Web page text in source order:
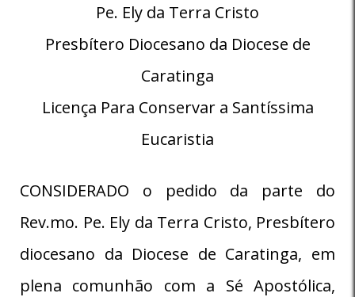
Pe. Ely da Terra Cristo
Presbítero Diocesano da Diocese de
Caratinga
Licença Para Conservar a Santíssima
Eucaristia
CONSIDERADO o pedido da parte do
Rev.mo. Pe. Ely da Terra Cristo, Presbítero
diocesano da Diocese de Caratinga, em
plena comunhão com a Sé Apostólica,